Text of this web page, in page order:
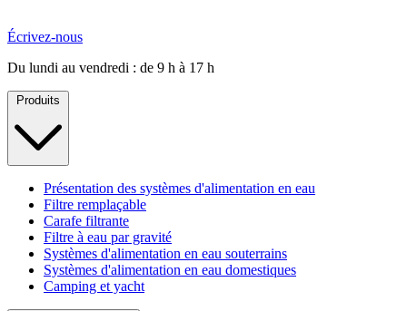
Écrivez-nous
Du lundi au vendredi : de 9 h à 17 h
Produits
Présentation des systèmes d'alimentation en eau
Filtre remplaçable
Carafe filtrante
Filtre à eau par gravité
Systèmes d'alimentation en eau souterrains
Systèmes d'alimentation en eau domestiques
Camping et yacht